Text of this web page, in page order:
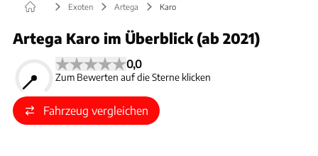
Exoten Artega Karo
Artega Karo im Überblick (ab 2021)
0,0
Zum Bewerten auf die Sterne klicken
Fahrzeug vergleichen